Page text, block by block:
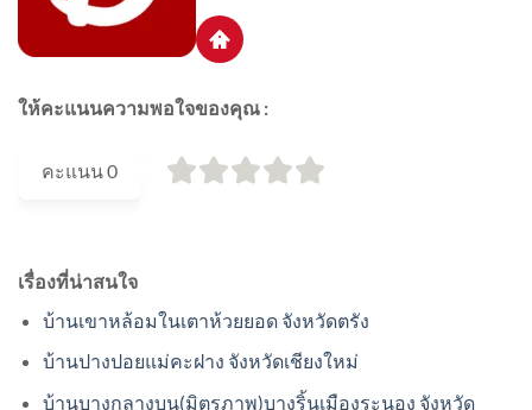
ให้คะแนนความพอใจของคุณ :
คะแนน0
เรื่องที่น่าสนใจ
บ้านเขาหล้อมในเตาห้วยยอด จังหวัดตรัง
บ้านปางปอยแม่คะฝาง จังหวัดเชียงใหม่
บ้านบางกลางบน(มิตรภาพ)บางริ้นเมืองระนอง จังหวัด